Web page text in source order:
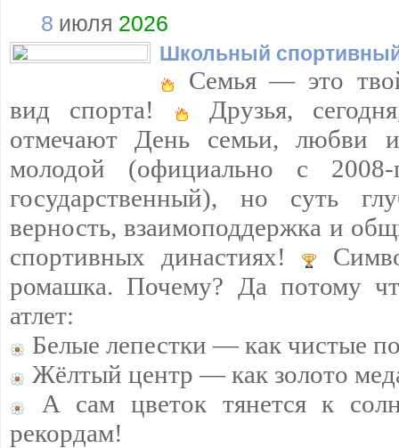
8 июля 2026
Школьный
Семья — это
вид спорта!
Друзья,
отмечают День семьи, любви
молодой (официально с
государственный), но суть
верность, взаимоподдержка и
спортивных династиях!
ромашка. Почему? Да потому
атлет:
Белые лепестки — как чистые
Жёлтый центр — как золото
А сам цветок тянется к
рекордам!